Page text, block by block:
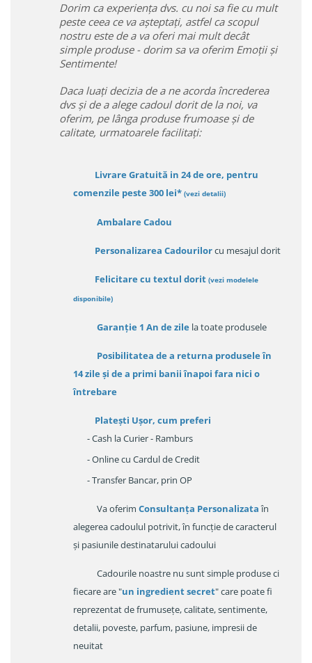
Dorim ca experiența dvs. cu noi sa fie cu mult
peste ceea ce va așteptați, astfel ca scopul
nostru este de a va oferi mai mult decât
simple produse - dorim sa va oferim Emoții și
Sentimente!
Daca luați decizia de a ne acorda încrederea
dvs și de a alege cadoul dorit de la noi, va
oferim, pe lânga produse frumoase și de
calitate, urmatoarele facilitați:
Livrare Gratuită in 24 de ore, pentru
comenzile peste 300 lei* (vezi detalii)
Ambalare Cadou
Personalizarea Cadourilorcu mesajul dorit
Felicitare cu textul dorit (vezi modelele
disponibile)
Garanție 1 An de zile la toate produsele
Posibilitatea de a returna produsele în
14 zileși de a primi banii înapoi fara nici o
întrebare
Platești Ușor, cum preferi
- Cash la Curier - Ramburs
- Online cu Cardul de Credit
- Transfer Bancar, prin OP
Va oferim Consultanța Personalizataîn
alegerea cadoulul potrivit, în funcție de caracterul
și pasiunile destinatarului cadoului
Cadourile noastre nu sunt simple produse ci
fiecare are "un ingredient secret" care poate fi
reprezentat de frumusețe, calitate, sentimente,
detalii, poveste, parfum, pasiune, impresii de
neuitat